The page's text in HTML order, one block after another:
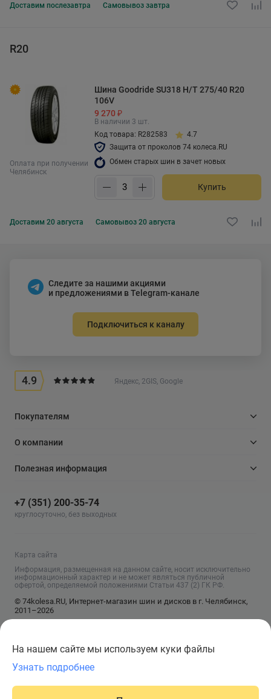
Доставим послезавтра Самовывоз завтра
R20
Оплата при получении
Челябинск
Шина Goodride SU318 H/T 275/40 R20
106V
9 270 ₽
В наличии 3 шт.
Код товара: R282583
4.7
Защита от проколов 74 колеса.RU
Обмен старых шин в зачет новых
Купить
Доставим 20 августа Самовывоз 20 августа
Следите за нашими акциями
и предложениями в Telegram-канале
Подключиться к каналу
4.9 Яндекс, 2GIS, Google
Покупателям
О компании
Полезная информация
+7 (351) 200-35-74
круглосуточно, без выходных
Карта сайта
Информация, размещенная на данном сайте, носит исключительно
информационный характер и не может являться публичной
офертой, определяемой положениями Статьи 437 (2) ГК РФ.
© 74kolesa.RU, Интернет-магазин шин и дисков в г. Челябинск,
2011–2026
На нашем сайте мы используем куки файлы
Узнать подробнее